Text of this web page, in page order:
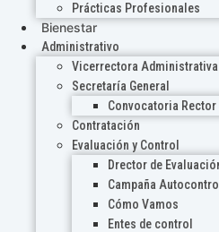
Prácticas Profesionales
Bienestar
Administrativo
Vicerrectora Administrativa
Secretaría General
Convocatoria Rector
Contratación
Evaluación y Control
Drector de
Campaña Autocontrol
Cómo Vamos
Entes de control